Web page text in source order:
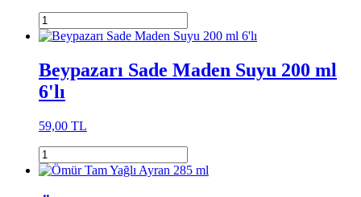
Beypazarı Sade Maden Suyu 200 ml
6'lı
59,00 TL